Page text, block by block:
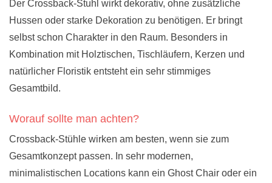
Der Crossback-Stuhl wirkt dekorativ, ohne zusätzliche
Hussen oder starke Dekoration zu benötigen. Er bringt
selbst schon Charakter in den Raum. Besonders in
Kombination mit Holztischen, Tischläufern, Kerzen und
natürlicher Floristik entsteht ein sehr stimmiges
Gesamtbild.
Worauf sollte man achten?
Crossback-Stühle wirken am besten, wenn sie zum
Gesamtkonzept passen. In sehr modernen,
minimalistischen Locations kann ein Ghost Chair oder ein